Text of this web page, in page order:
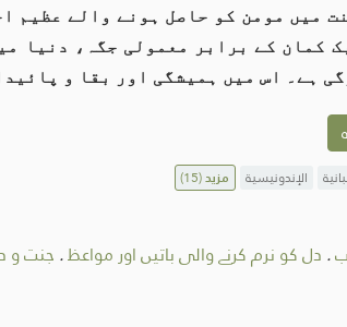
میں مومن کو حاصل ہونے والے عظیم
کمان کے برابر معمولی جگہ، دنیا
ہے۔ اس میں ہمیشگی اور بقا و
الإندونيسية مزید(15)
. دل کو نرم کرنے والی باتیں اور مواعظ. جنت و